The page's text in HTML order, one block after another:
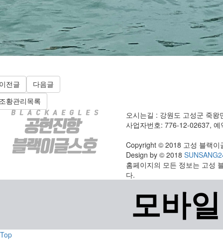
전글 다음글
황관리목록
오시는길 : 강원도 고성군 죽왕
사업자번호: 776-12-02637,
Copyright © 2018 고성 블랙이
Design by © 2018
홈페이지의 모든 정보는 고성
다.
모바
Top